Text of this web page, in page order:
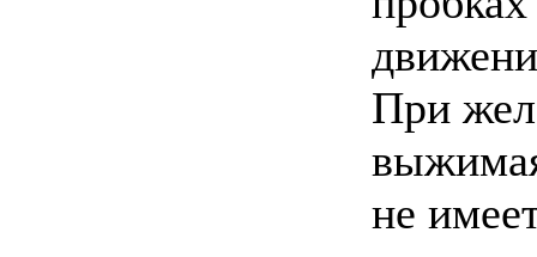
При
не